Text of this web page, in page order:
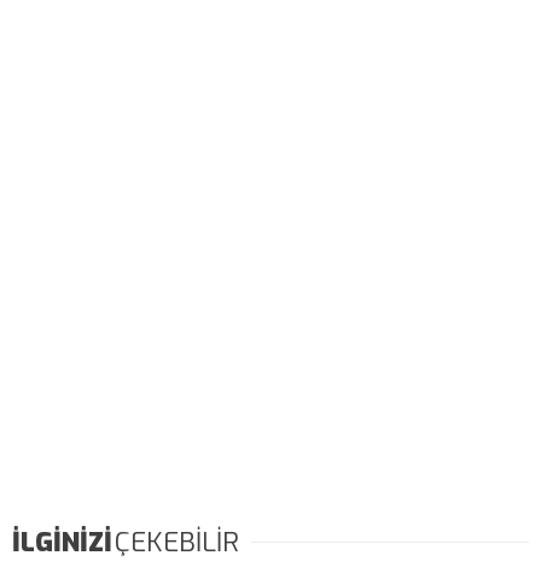
İLGİNİZİÇEKEBİLİR